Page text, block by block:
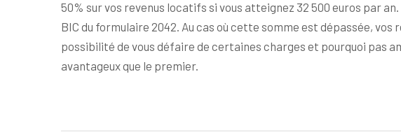
50% sur vos revenus locatifs si vous atteignez 32 500 euros par
BIC du formulaire 2042. Au cas où cette somme est dépassée, vos
possibilité de vous défaire de certaines charges et pourquoi pas
avantageux que le premier.